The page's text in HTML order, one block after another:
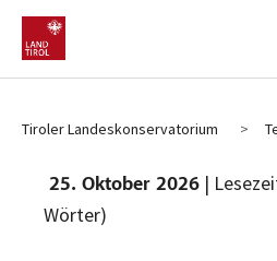
Zum Hauptinhalt
Zum Fußbereich
Tiroler Landeskonservatorium
25. Oktober 2026 |
Wörter)